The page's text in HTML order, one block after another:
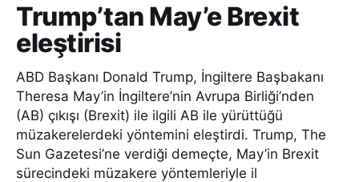
Trump’tan May’e Brexit
eleştirisi
ABD Başkanı Donald Trump, İngiltere Başbakanı
Theresa May’in İngiltere’nin Avrupa Birliği’nden
(AB) çıkışı (Brexit) ile ilgili AB ile yürüttüğü
müzakerelerdeki yöntemini eleştirdi. Trump, The
Sun Gazetesi’ne verdiği demeçte, May’in Brexit
sürecindeki müzakere yöntemleriyle il